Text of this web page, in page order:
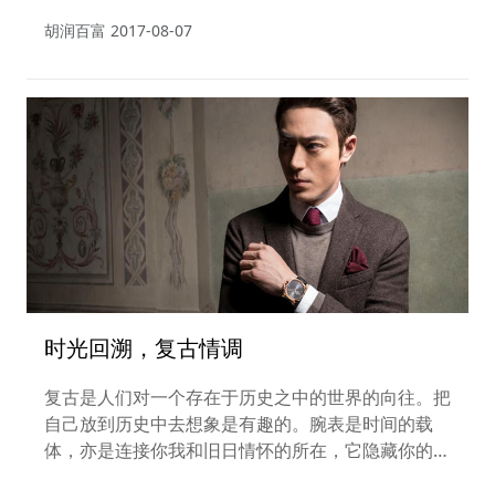
胡润百富 2017-08-07
时光回溯，复古情调
复古是人们对一个存在于历史之中的世界的向往。把
自己放到历史中去想象是有趣的。腕表是时间的载
体，亦是连接你我和旧日情怀的所在，它隐藏你的喜